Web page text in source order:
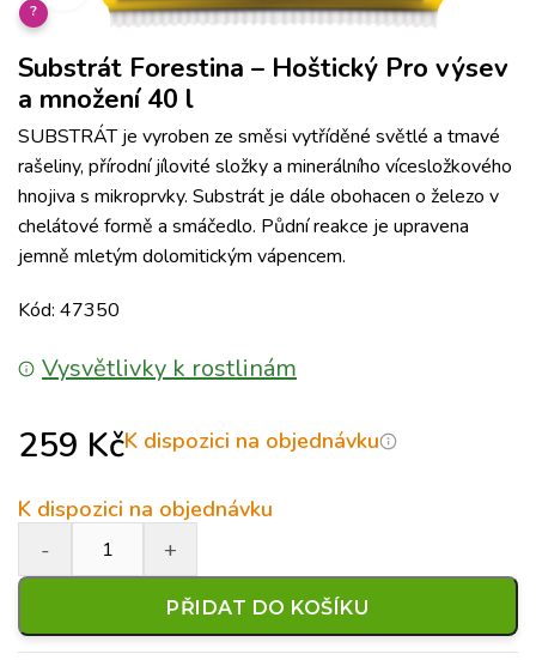
?
Substrát Forestina – Hoštický Pro výsev
a množení 40 l
SUBSTRÁT je vyroben ze směsi vytříděné světlé a tmavé
rašeliny, přírodní jílovité složky a minerálního vícesložkového
hnojiva s mikroprvky. Substrát je dále obohacen o železo v
chelátové formě a smáčedlo. Půdní reakce je upravena
jemně mletým dolomitickým vápencem.
Kód: 47350
Vysvětlivky k rostlinám
259 KčK dispozici na objednávku
K dispozici na objednávku
PŘIDAT DO KOŠÍKU